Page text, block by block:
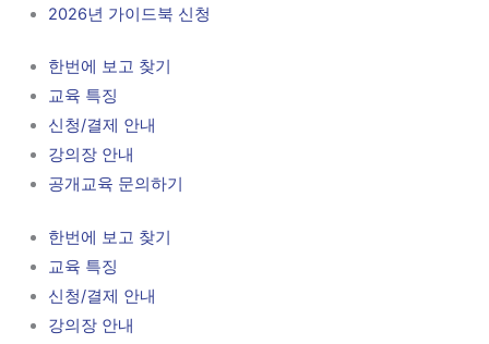
2026년 가이드북 신청
한번에 보고 찾기
교육 특징
신청/결제 안내
강의장 안내
공개교육 문의하기
한번에 보고 찾기
교육 특징
신청/결제 안내
강의장 안내